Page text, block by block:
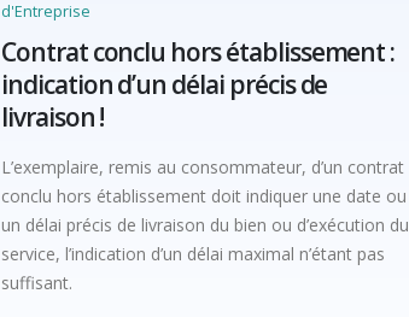
d'Entreprise
Contrat conclu hors établissement :
indication d’un délai précis de
livraison !
L’exemplaire, remis au consommateur, d’un contrat
conclu hors établissement doit indiquer une date ou
un délai précis de livraison du bien ou d’exécution du
service, l’indication d’un délai maximal n’étant pas
suffisant.